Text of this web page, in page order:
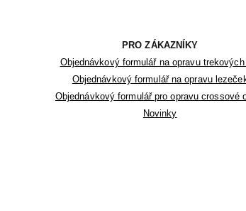
PRO ZÁKAZNÍKY
Objednávkový formulář na opravu
Objednávkový formulář na opravu
Objednávkový formulář pro opravu crossové
Novinky